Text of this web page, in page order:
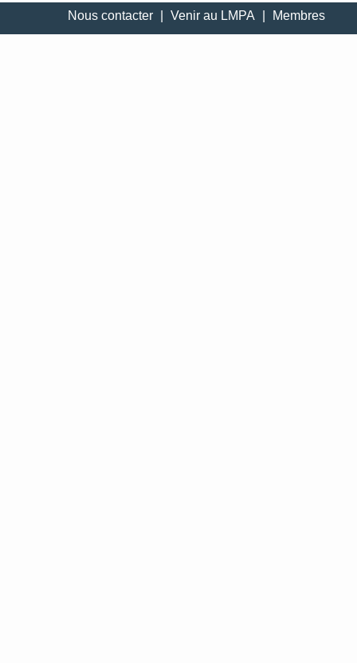
Nous contacter Venir au LMPA Membres